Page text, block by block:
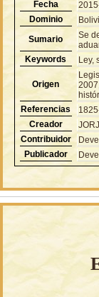
Fecha
Dominio
Sumario
Se
Keywords
Ley,
Origen
Referencias
Creador
Contribuidor
Publicador